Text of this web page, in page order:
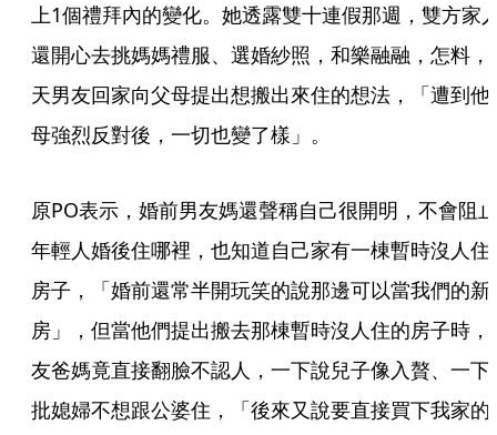
上1個禮拜內的變化。她透露雙十連假那週，雙方家
還開心去挑媽媽禮服、選婚紗照，和樂融融，怎料，
天男友回家向父母提出想搬出來住的想法，「遭到他
母強烈反對後，一切也變了樣」。
原PO表示，婚前男友媽還聲稱自己很開明，不會阻止
年輕人婚後住哪裡，也知道自己家有一棟暫時沒人住
房子，「婚前還常半開玩笑的說那邊可以當我們的新
房」，但當他們提出搬去那棟暫時沒人住的房子時，
友爸媽竟直接翻臉不認人，一下說兒子像入贅、一下
批媳婦不想跟公婆住，「後來又說要直接買下我家的